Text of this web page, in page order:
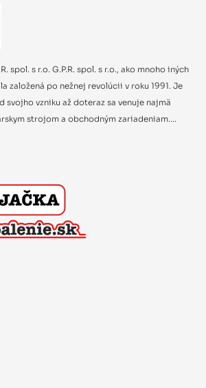
spol. s r.o. G.P.R. spol. s r.o., ako mnoho iných
založená po nežnej revolúcii v roku 1991. Je
svojho vzniku až doteraz sa venuje najmä
strojom a obchodným zariadeniam....